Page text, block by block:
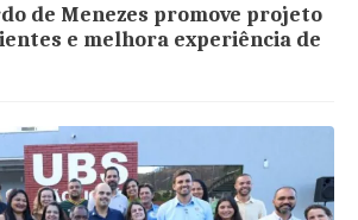
de Menezes promove projeto
e melhora experiência de